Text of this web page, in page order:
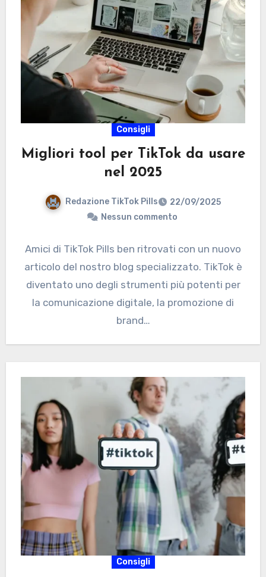
Consigli
Migliori tool per TikTok da usare
nel 2025
Redazione TikTok Pills
22/09/2025
Nessun commento
Amici di TikTok Pills ben ritrovati con un nuovo
articolo del nostro blog specializzato. TikTok è
diventato uno degli strumenti più potenti per
la comunicazione digitale, la promozione di
brand…
Consigli